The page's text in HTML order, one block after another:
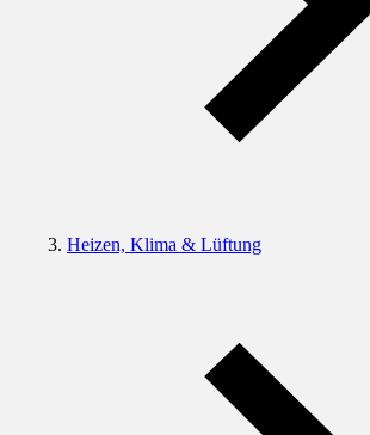
Heizen, Klima & Lüftung